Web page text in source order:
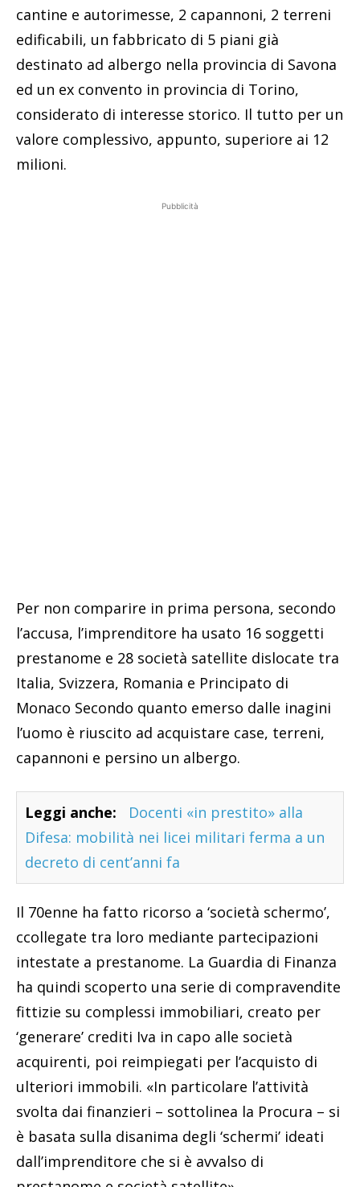
cantine e autorimesse, 2 capannoni, 2 terreni
edificabili, un fabbricato di 5 piani già
destinato ad albergo nella provincia di Savona
ed un ex convento in provincia di Torino,
considerato di interesse storico. Il tutto per un
valore complessivo, appunto, superiore ai 12
milioni.
Pubblicità
Per non comparire in prima persona, secondo
l’accusa, l’imprenditore ha usato 16 soggetti
prestanome e 28 società satellite dislocate tra
Italia, Svizzera, Romania e Principato di
Monaco Secondo quanto emerso dalle inagini
l’uomo è riuscito ad acquistare case, terreni,
capannoni e persino un albergo.
Leggi anche:
Docenti «in prestito» alla
Difesa: mobilità nei licei militari ferma a un
decreto di cent’anni fa
Il 70enne ha fatto ricorso a ‘società schermo’,
ccollegate tra loro mediante partecipazioni
intestate a prestanome. La Guardia di Finanza
ha quindi scoperto una serie di compravendite
fittizie su complessi immobiliari, creato per
‘generare’ crediti Iva in capo alle società
acquirenti, poi reimpiegati per l’acquisto di
ulteriori immobili. «In particolare l’attività
svolta dai finanzieri – sottolinea la Procura – si
è basata sulla disanima degli ‘schermi’ ideati
dall’imprenditore che si è avvalso di